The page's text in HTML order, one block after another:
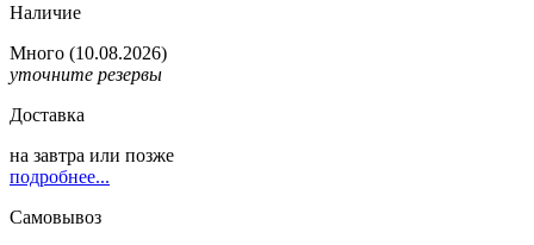
Наличие
Много (10.08.2026)
уточните резервы
Доставка
на завтра или позже
подробнее...
Самовывоз